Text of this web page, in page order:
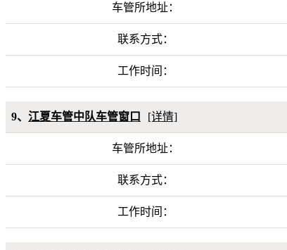
车管所地址：
联系方式：
工作时间：
9、 江夏车管中队车管窗口 [详情]
车管所地址：
联系方式：
工作时间：